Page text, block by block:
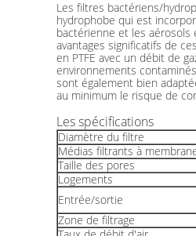
Les filtres bactériens/
hydrophobe qui est
bactérienne et les
avantages significatifs de
en PTFE avec un débit de
environnements
sont également bien
au minimum le risque de
Les spécifications
Diamètre du filtre
Médias filtrants à
Taille des pores
Logements
Entrée/sortie
Zone de filtrage